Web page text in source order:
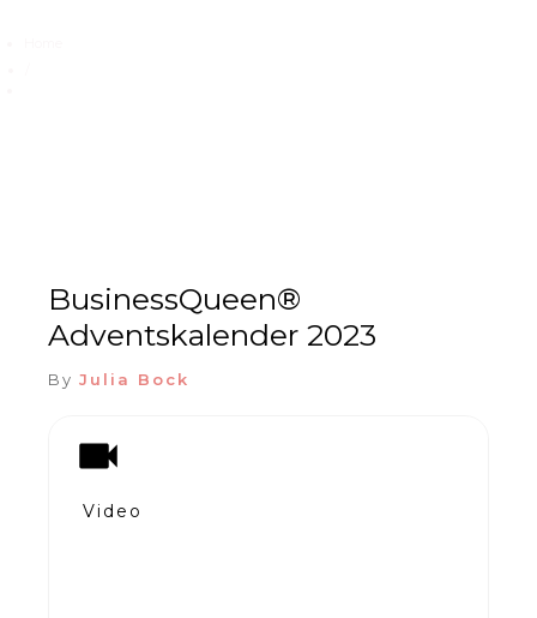
BusinessQueen®
Adventskalender 2023
By Julia Bock
Video